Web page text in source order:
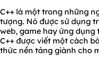
C++ là một trong những
tượng. Nó được sử dụng
web, game hay ứng dụng
C++ được viết một cách
thức nền tảng giành cho